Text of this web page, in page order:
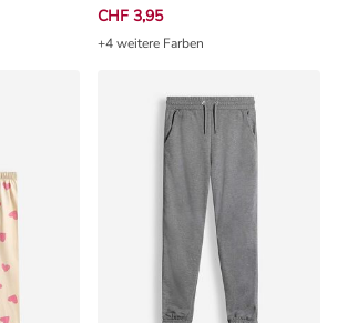
CHF 3,95
+4 weitere Farben